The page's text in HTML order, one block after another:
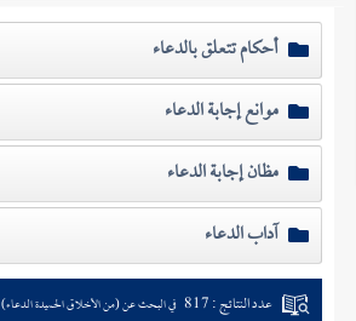
أحكام تتعلق بالدعاء
موانع إجابة الدعاء
مظان إجابة الدعاء
آداب الدعاء
عدد النتائج : 817 في البحث عن (من الأخلاق الحميدة الدعاء)